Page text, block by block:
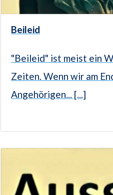
Beileid
"Beileid" ist meist ein
Zeiten. Wenn wir am
Angehörigen... [...]